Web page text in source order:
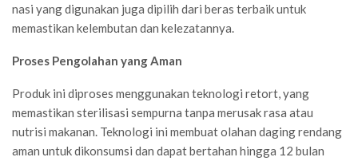
nasi yang digunakan juga dipilih dari beras terbaik untuk
memastikan kelembutan dan kelezatannya.
Proses Pengolahan yang Aman
Produk ini diproses menggunakan teknologi retort, yang
memastikan sterilisasi sempurna tanpa merusak rasa atau
nutrisi makanan. Teknologi ini membuat olahan daging rendang
aman untuk dikonsumsi dan dapat bertahan hingga 12 bulan